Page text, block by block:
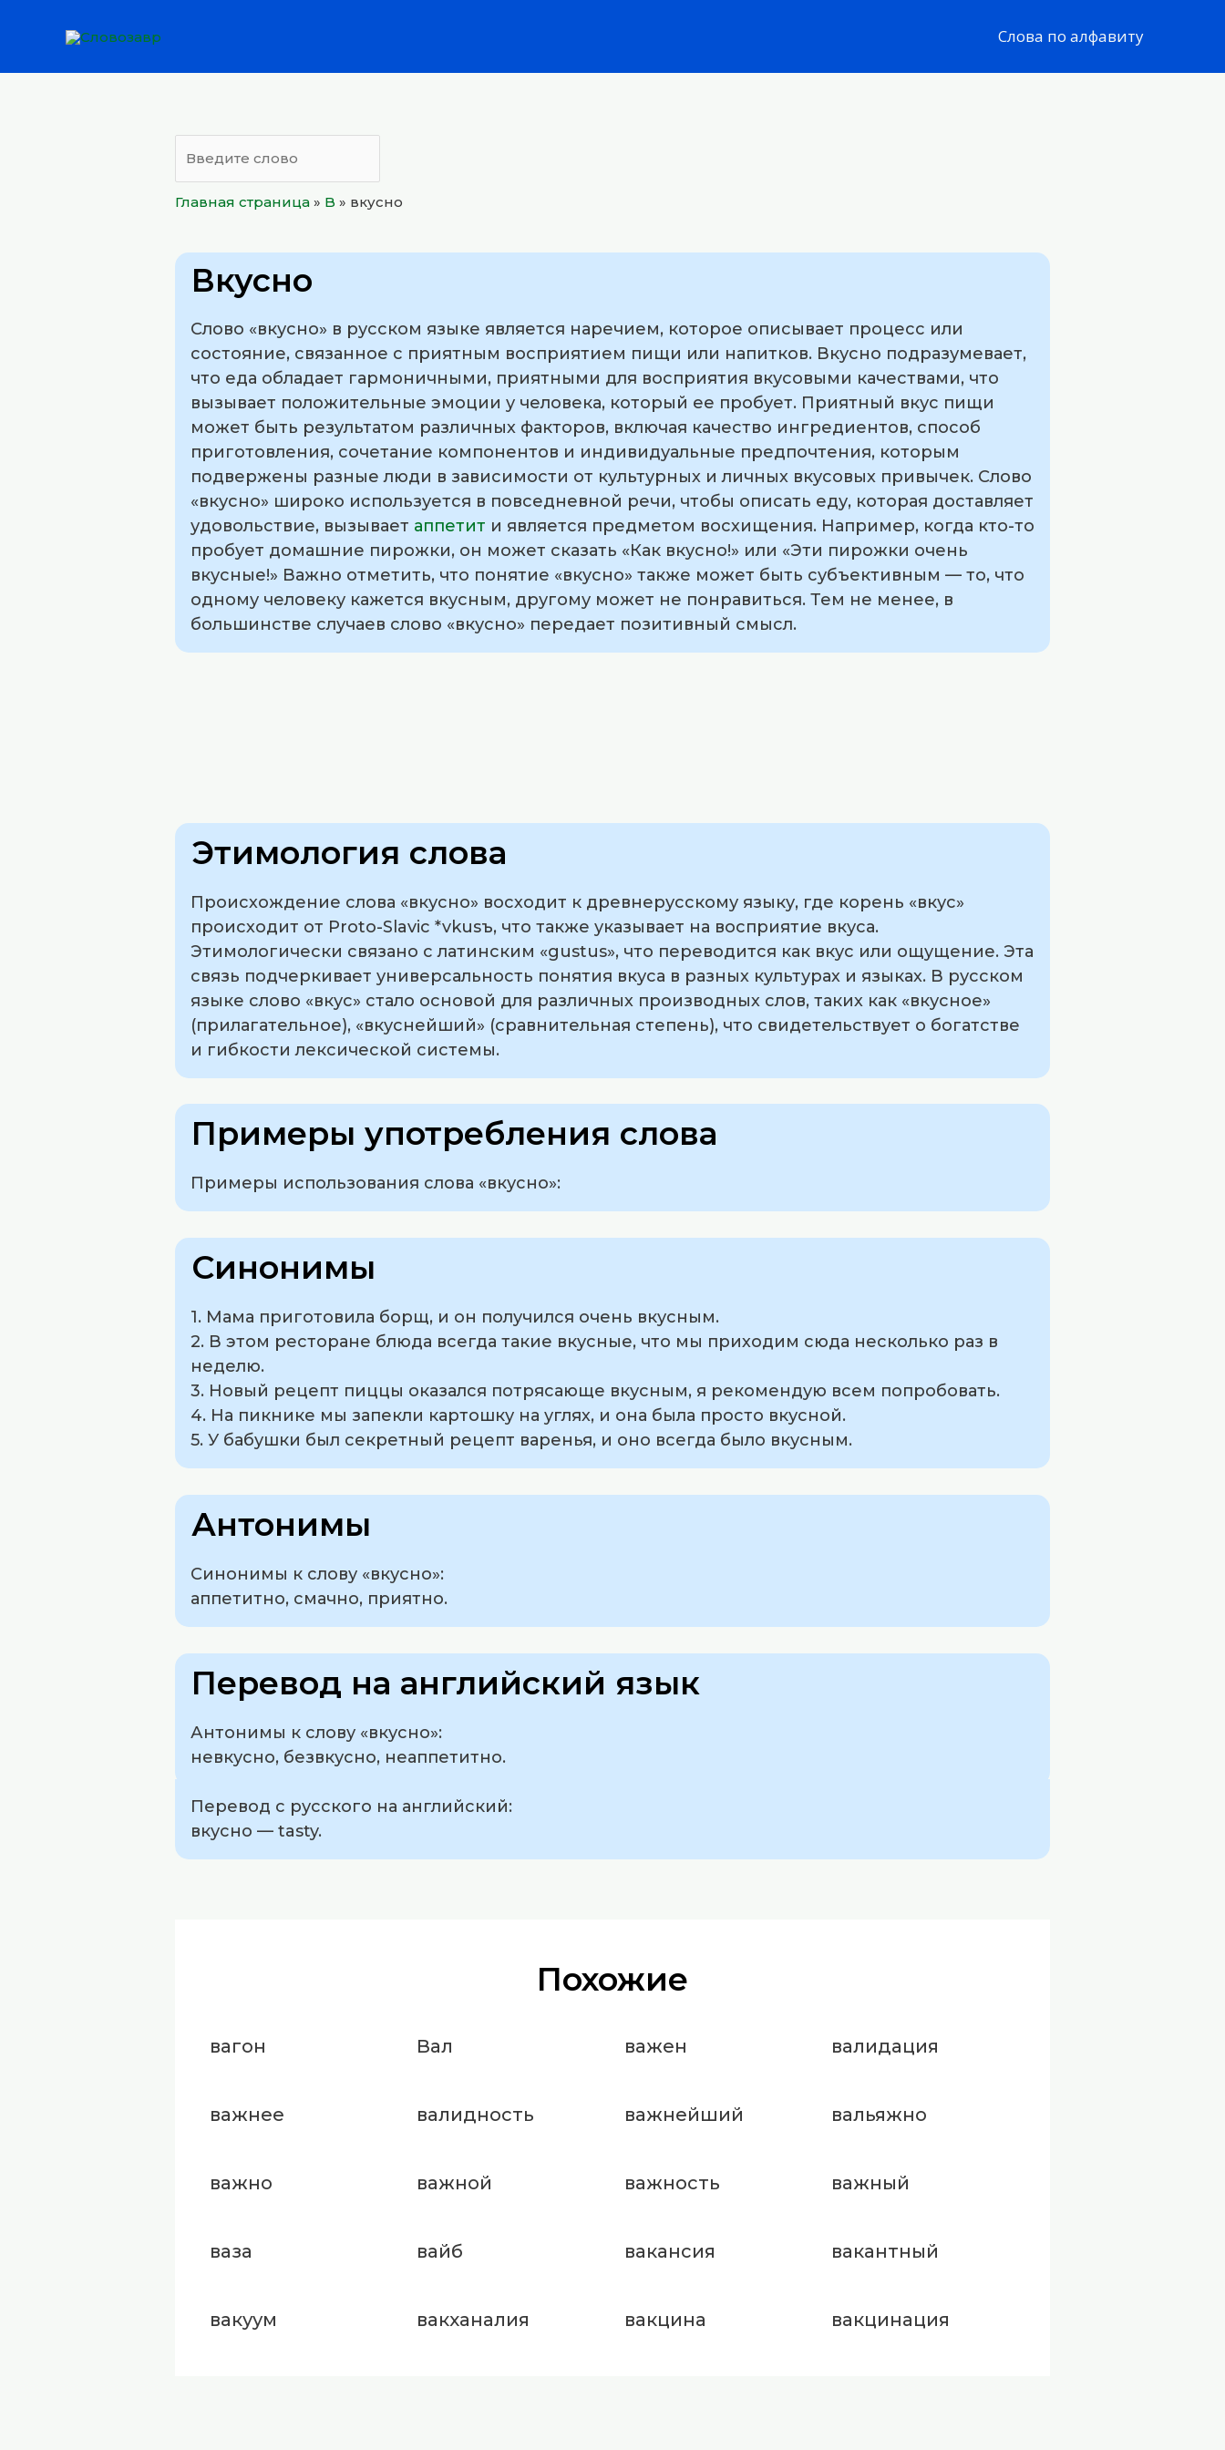
Слова по алфавиту
Главная страница » B » вкусно
Вкусно
Слово «вкусно» в русском языке является наречием, которое описывает процесс или
состояние, связанное с приятным восприятием пищи или напитков. Вкусно подразумевает,
что еда обладает гармоничными, приятными для восприятия вкусовыми качествами, что
вызывает положительные эмоции у человека, который ее пробует. Приятный вкус пищи
может быть результатом различных факторов, включая качество ингредиентов, способ
приготовления, сочетание компонентов и индивидуальные предпочтения, которым
подвержены разные люди в зависимости от культурных и личных вкусовых привычек. Слово
«вкусно» широко используется в повседневной речи, чтобы описать еду, которая доставляет
удовольствие, вызывает аппетит и является предметом восхищения. Например, когда кто-то
пробует домашние пирожки, он может сказать «Как вкусно!» или «Эти пирожки очень
вкусные!» Важно отметить, что понятие «вкусно» также может быть субъективным — то, что
одному человеку кажется вкусным, другому может не понравиться. Тем не менее, в
большинстве случаев слово «вкусно» передает позитивный смысл.
Этимология слова
Происхождение слова «вкусно» восходит к древнерусскому языку, где корень «вкус»
происходит от Proto-Slavic *vkusъ, что также указывает на восприятие вкуса.
Этимологически связано с латинским «gustus», что переводится как вкус или ощущение. Эта
связь подчеркивает универсальность понятия вкуса в разных культурах и языках. В русском
языке слово «вкус» стало основой для различных производных слов, таких как «вкусное»
(прилагательное), «вкуснейший» (сравнительная степень), что свидетельствует о богатстве
и гибкости лексической системы.
Примеры употребления слова
Примеры использования слова «вкусно»:
Синонимы
1. Мама приготовила борщ, и он получился очень вкусным.
2. В этом ресторане блюда всегда такие вкусные, что мы приходим сюда несколько раз в
неделю.
3. Новый рецепт пиццы оказался потрясающе вкусным, я рекомендую всем попробовать.
4. На пикнике мы запекли картошку на углях, и она была просто вкусной.
5. У бабушки был секретный рецепт варенья, и оно всегда было вкусным.
Антонимы
Синонимы к слову «вкусно»:
аппетитно, смачно, приятно.
Перевод на английский язык
Антонимы к слову «вкусно»:
невкусно, безвкусно, неаппетитно.
Перевод с русского на английский:
вкусно — tasty.
Похожие
вагон Вал важен валидация
важнее валидность важнейший вальяжно
важно важной важность важный
ваза вайб вакансия вакантный
вакуум вакханалия вакцина вакцинация